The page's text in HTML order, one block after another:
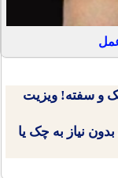
و سفته! ویزیت
نیاز به چک یا